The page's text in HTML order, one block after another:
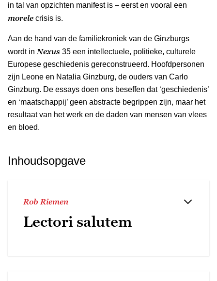
in tal van opzichten manifest is – eerst en vooral een
morele crisis is.
Aan de hand van de familiekroniek van de Ginzburgs
wordt in Nexus 35 een intellectuele, politieke, culturele
Europese geschiedenis gereconstrueerd. Hoofdpersonen
zijn Leone en Natalia Ginzburg, de ouders van Carlo
Ginzburg. De essays doen ons beseffen dat ‘geschiedenis’
en ‘maatschappij’ geen abstracte begrippen zijn, maar het
resultaat van het werk en de daden van mensen van vlees
en bloed.
Inhoudsopgave
Rob Riemen
Lectori salutem